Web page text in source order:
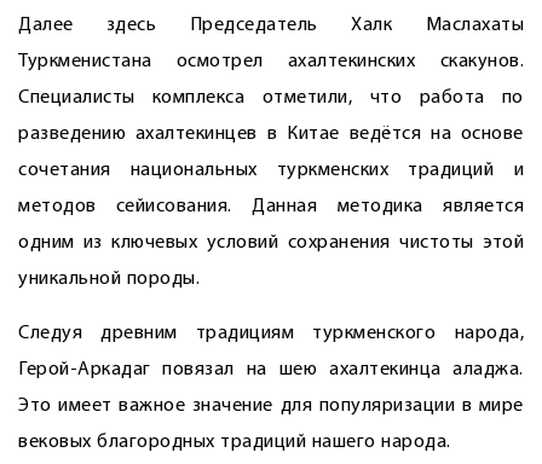
Далее здесь Председатель Халк Маслахаты
Туркменистана осмотрел ахалтекинских скакунов.
Специа­листы комплекса отметили, что работа по
разведению ахалтекинцев в Китае ведётся на основе
сочетания национальных туркменских традиций и
методов сейисования. Данная методика является
одним из ключевых условий сохранения чистоты этой
уникальной породы.
Следуя древним традициям туркменского народа,
Герой-Аркадаг повязал на шею ахалтекинца ­аладжа.
Это имеет важное значение для популяризации в мире
вековых благородных традиций нашего народа.